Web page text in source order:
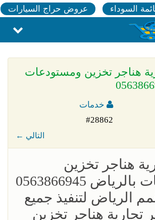
السوداء عروض حراج السيارات
هناجر تخزين ومستودعات
خدمات
#28862
← التالي
هناجر تخزين
0563866945
الرياض لتنفيذ جميع
تجارية هناجر تخزين